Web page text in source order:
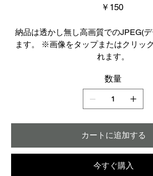
価
格
￥150
納品は透かし無し高画質でのJPEG(
ます。 ※画像をタップまたはクリッ
れます。
数量
カートに追加する
今すぐ購入